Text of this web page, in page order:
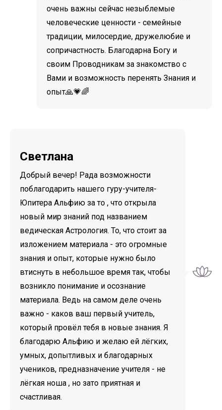
очень важны сейчас незыблемые
человеческие ценности - семейные
традиции, милосердие, дружелюбие и
сопричастность. Благодарна Богу и
своим Проводникам за знакомство с
Вами и возможность перенять Знания и
опыт🙏💗🌈
Светлана
Добрый вечер! Рада возможности
поблагодарить нашего гуру-учителя-
Юпитера Альфию за то , что открыла
новый мир знаний под названием
ведическая Астрология. То, что стоит за
изложением материала - это огромные
знания и опыт, которые нужно было
втиснуть в небольшое время так, чтобы
возникло понимание и осознание
материала. Ведь на самом деле очень
важно - каков ваш первый учитель,
который провёл тебя в новые знания. Я
благодарю Альфию и желаю ей лёгких,
умных, допытливых и благодарных
учеников, предназначение учителя - не
лёгкая ноша , но зато приятная и
счастливая.